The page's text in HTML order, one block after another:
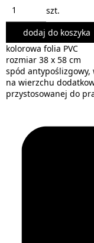
szt.
dodaj do koszyka
kolorowa folia PVC
rozmiar 38 x 58 cm
spód
na wierzchu
przystosowanej do